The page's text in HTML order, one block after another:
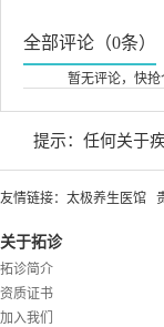
全部评论（0条）
暂无评论，快抢
提示：任何关于
友情链接： 太极养生医馆
关于拓诊
拓诊简介
资质证书
加入我们